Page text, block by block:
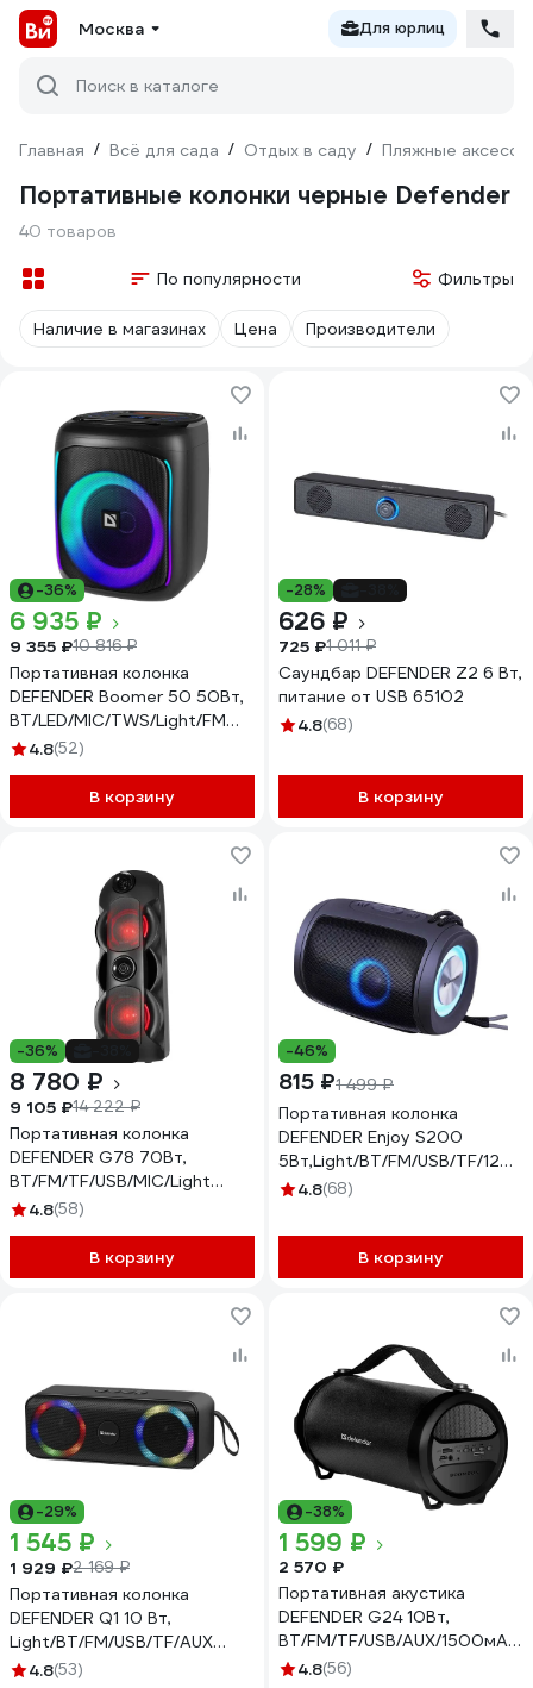
Москва Для юрлиц
Поиск в каталоге
Главная / Всё для сада / Отдых в саду / Пляжные
Портативные колонки черные Defender
40 товаров
По популярности Фильтры
Наличие в магазинах Цена Производители
-36%
6 935 ₽
9 355 ₽10 816 ₽
Портативная колонка
DEFENDER Boomer 50 50Вт,
BT/LED/MIC/TWS/Light/FM
65450
4.8(52)
В корзину
-28%
626 ₽
725 ₽1 011 ₽
Саундбар DEFENDER Z2 6 Вт,
питание от USB 65102
4.8(68)
В корзину
-36%
8 780 ₽
9 105 ₽14 222 ₽
Портативная колонка
DEFENDER G78 70Вт,
BT/FM/TF/USB/MIC/Light
65178
4.8(58)
В корзину
-46%
815 ₽1 499 ₽
Портативная колонка
DEFENDER Enjoy S200
5Вт,Light/BT/FM/USB/TF/
65200
4.8(68)
В корзину
-29%
1 545 ₽
1 929 ₽2 169 ₽
Портативная колонка
DEFENDER Q1 10 Вт,
Light/BT/FM/USB/TF/AUX
65301
4.8(53)
-38%
1 599 ₽
2 570 ₽
Портативная акустика
DEFENDER G24 10Вт,
BT/FM/TF/USB/AUX/1500мАч
65124
4.8(56)